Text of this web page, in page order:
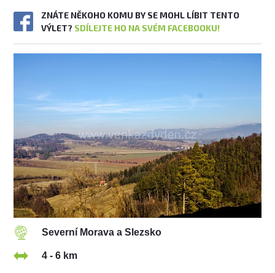
ZNÁTE NĚKOHO KOMU BY SE MOHL LÍBIT TENTO
VÝLET? SDÍLEJTE HO NA SVÉM FACEBOOKU!
Severní Morava a Slezsko
4 - 6 km